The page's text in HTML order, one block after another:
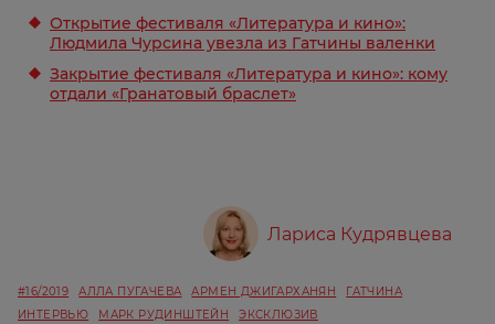
Открытие фестиваля «Литература и кино»:
Людмила Чурсина увезла из Гатчины валенки
Закрытие фестиваля «Литература и кино»: кому
отдали «Гранатовый браслет»
Лариса Кудрявцева
#16/2019 АЛЛА ПУГАЧЕВА АРМЕН ДЖИГАРХАНЯН
ГАТЧИНА
ИНТЕРВЬЮ
МАРК РУДИНШТЕЙН ЭКСКЛЮЗИВ